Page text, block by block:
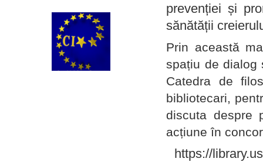
prevenției și
sănătății
Prin această
spațiu de dialog
Catedra de
bibliotecari,
discuta despre
acțiune în
https://